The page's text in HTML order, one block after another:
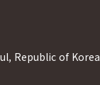
Republic of Korea